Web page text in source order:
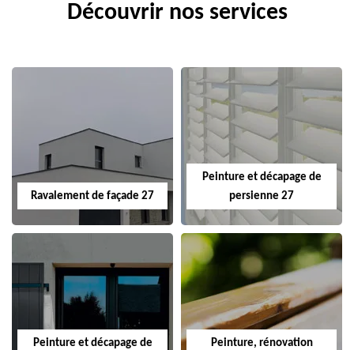
Découvrir nos services
Ravalement de façade 27
Peinture et décapage de
persienne 27
Peinture et décapage de
Peinture, rénovation